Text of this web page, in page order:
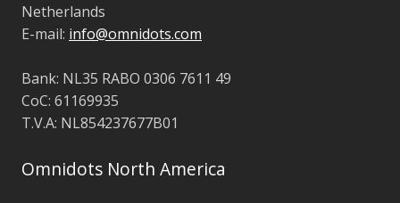
Netherlands
E-mail: info@omnidots.com
Bank: NL35 RABO 0306 7611 49
CoC: 61169935
T.V.A: NL854237677B01
Omnidots North America